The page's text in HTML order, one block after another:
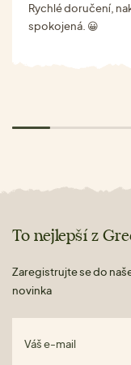
Rychlé doručení,
spokojená. 😀
To nejlepší z
Zaregistrujte se do
novinka
Váš e-mail